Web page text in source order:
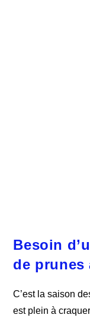
Besoin
de prunes
C’est la saison
est plein à